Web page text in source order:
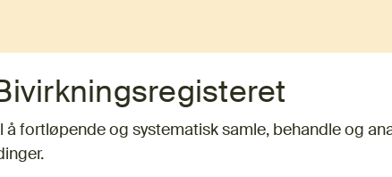
å fortløpende og systematisk samle, behandle og